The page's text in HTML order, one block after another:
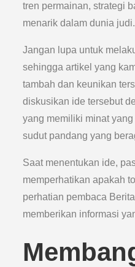
tren permainan, strategi
menarik dalam dunia judi.
Jangan lupa untuk
sehingga artikel yang
tambah dan keunikan
diskusikan ide tersebut
yang memiliki minat
sudut pandang yang
Saat menentukan ide,
memperhatikan apakah
perhatian pembaca
memberikan informasi